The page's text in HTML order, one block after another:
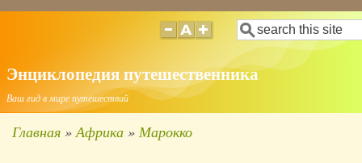
основному
содержанию
Поиск
Энциклопедия путешественника
Ваш гид в мире путешествий
Главная Африка Марокко